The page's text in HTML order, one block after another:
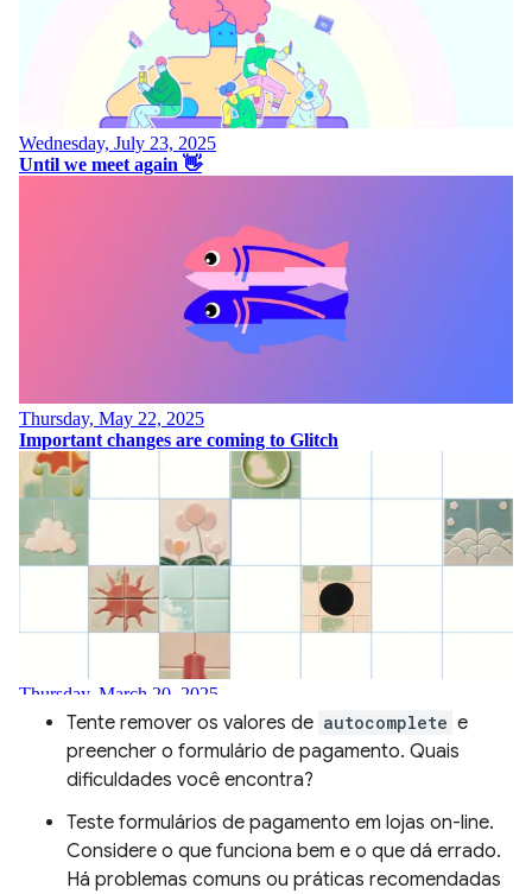
Tente remover os valores de autocomplete e
preencher o formulário de pagamento. Quais
dificuldades você encontra?
Teste formulários de pagamento em lojas on-line.
Considere o que funciona bem e o que dá errado.
Há problemas comuns ou práticas recomendadas